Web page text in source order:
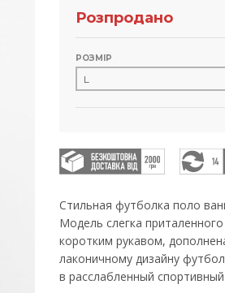
Розпродано
РОЗМІР
Стильная футболка поло
Модель слегка
коротким рукавом,
лаконичному дизайну
в расслабленный